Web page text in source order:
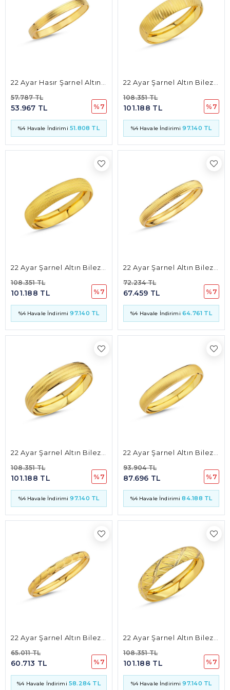
53.967 TL
57.787 TL
%7
%4 Havale İndirimi 51.808 TL
101.188 TL
108.351 TL
%7
%4 Havale İndirimi97.140 TL
101.188 TL
108.351 TL
%7
%4 Havale İndirimi97.140 TL
67.459 TL
72.234 TL
%7
%4 Havale İndirimi 64.761 TL
101.188 TL
108.351 TL
%7
%4 Havale İndirimi97.140 TL
87.696 TL
93.904 TL
%7
%4 Havale İndirimi84.188 TL
60.713 TL
65.011 TL
%7
%4 Havale İndirimi 58.284 TL
101.188 TL
108.351 TL
%7
%4 Havale İndirimi97.140 TL